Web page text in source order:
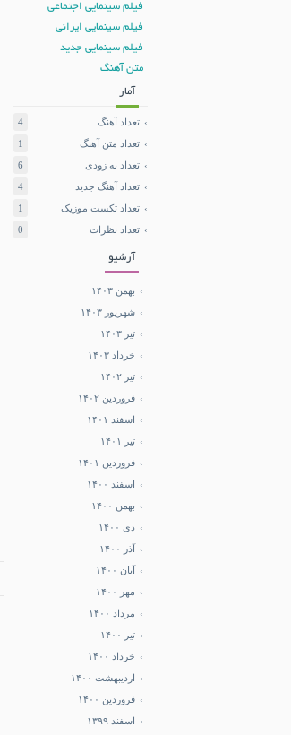
فیلم سینمایی اجتماعی
فیلم سینمایی ایرانی
فیلم سینمایی جدید
متن آهنگ
آمار
تعداد آهنگ
4
تعداد متن آهنگ
1
تعداد به زودی
6
تعداد آهنگ جدید
4
تعداد تکست موزیک
1
تعداد نظرات
0
آرشیو
بهمن ۱۴۰۳
شهریور ۱۴۰۳
تیر ۱۴۰۳
خرداد ۱۴۰۳
تیر ۱۴۰۲
فروردین ۱۴۰۲
اسفند ۱۴۰۱
تیر ۱۴۰۱
فروردین ۱۴۰۱
اسفند ۱۴۰۰
بهمن ۱۴۰۰
دی ۱۴۰۰
آذر ۱۴۰۰
آبان ۱۴۰۰
مهر ۱۴۰۰
مرداد ۱۴۰۰
تیر ۱۴۰۰
خرداد ۱۴۰۰
اردیبهشت ۱۴۰۰
فروردین ۱۴۰۰
اسفند ۱۳۹۹